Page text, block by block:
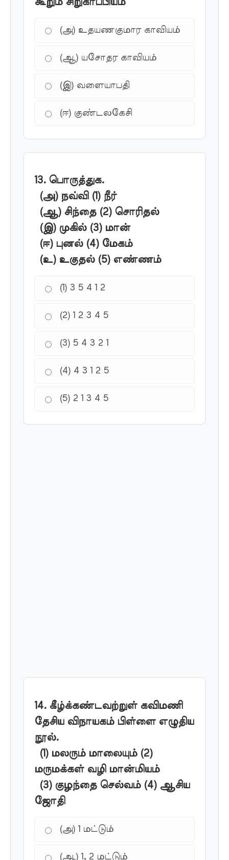
(அ) உதயணகுமார காவியம்
(ஆ) யசோதர காவியம்
(இ) வளையாபதி
(ஈ) குண்டலகேசி
13. பொருத்துக.
(அ) நவ்வி (1) நீர்
(ஆ) சிந்தை (2) சொரிதல்
(இ) முகில் (3) மான்
(ஈ) புனல் (4) மேகம்
(உ) உகுதல் (5) எண்ணம்
(1) 3 5 4 1 2
(2) 1 2 3 4 5
(3) 5 4 3 2 1
(4) 4 3 1 2 5
(5) 2 1 3 4 5
14. கீழ்க்கண்டவற்றுள் கவிமணி
தேசிய விநாயகம் பிள்ளை எழுதிய
நூல்.
(1) மலரும் மாலையும் (2)
மருமக்கள் வழி மான்மியம்
(3) குழந்தை செல்வம் (4) ஆசிய
ஜோதி
(அ) 1 மட்டும்
(ஆ) 1, 2 மட்டும்